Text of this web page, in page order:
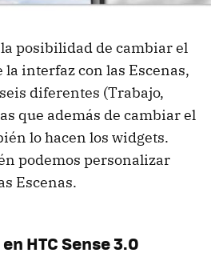
posibilidad de cambiar el
la interfaz con las Escenas,
diferentes (Trabajo,
que además de cambiar el
lo hacen los widgets.
podemos personalizar
Escenas.
HTCSense 3.0